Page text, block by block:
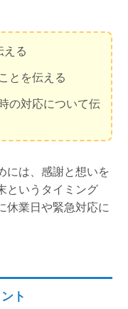
える
とを伝える
の対応について伝
には、感謝と想いを
というタイミング
休業日や緊急対応に
ト